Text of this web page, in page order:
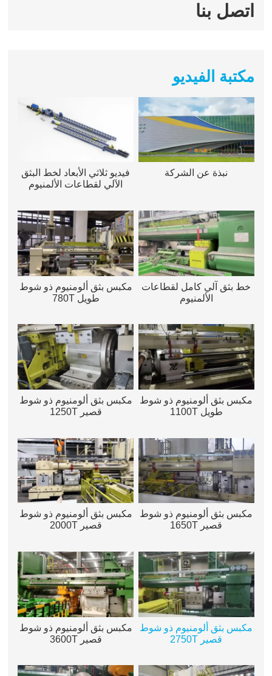
اتصل بنا
مكتبة الفيديو
نبذة عن الشركة
فيديو ثلاثي الأبعاد لخط البثق
الآلي لقطاعات الألمنيوم
خط بثق آلي كامل لقطاعات
الألمنيوم
مكبس بثق ألومنيوم ذو شوط
طويل 780T
مكبس بثق ألومنيوم ذو شوط
طويل 1100T
مكبس بثق ألومنيوم ذو شوط
قصير 1250T
مكبس بثق ألومنيوم ذو شوط
قصير 1650T
مكبس بثق ألومنيوم ذو شوط
قصير 2000T
مكبس بثق ألومنيوم ذو شوط
قصير 2750T
مكبس بثق ألومنيوم ذو شوط
قصير 3600T